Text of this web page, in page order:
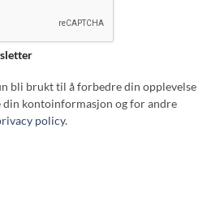
bli brukt til å forbedre din opplevelse
din kontoinformasjon og for andre
policy.